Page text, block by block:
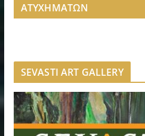
ΑΤΥΧΗΜΑΤΩΝ
SEVASTI ART GALLERY